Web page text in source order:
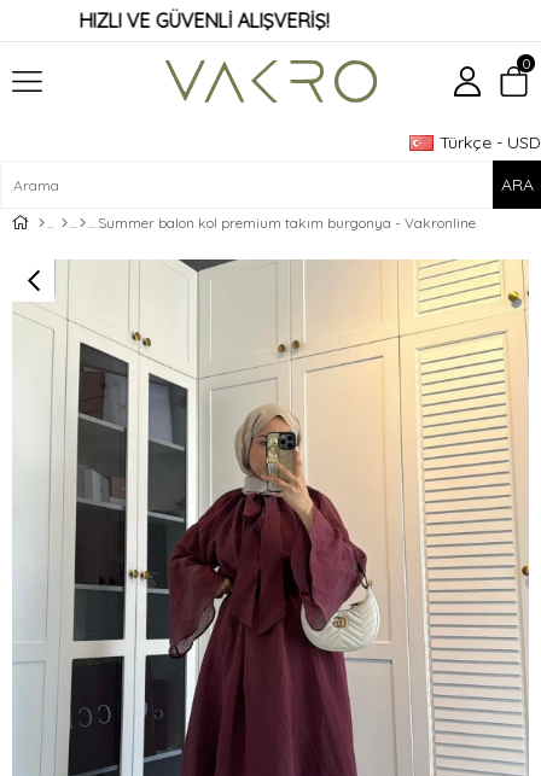
HIZLI VE GÜVENLİ ALIŞVERİŞ!
Türkçe - USD
0
Summer balon kol premium takım burgonya - Vakronline